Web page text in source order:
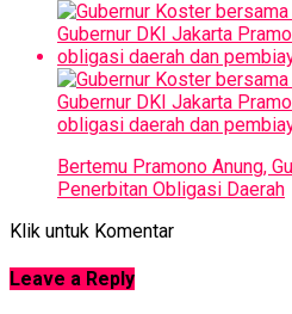
Bertemu Pramono Anung,
Penerbitan Obligasi Daerah
Klik untuk Komentar
Leave a Reply